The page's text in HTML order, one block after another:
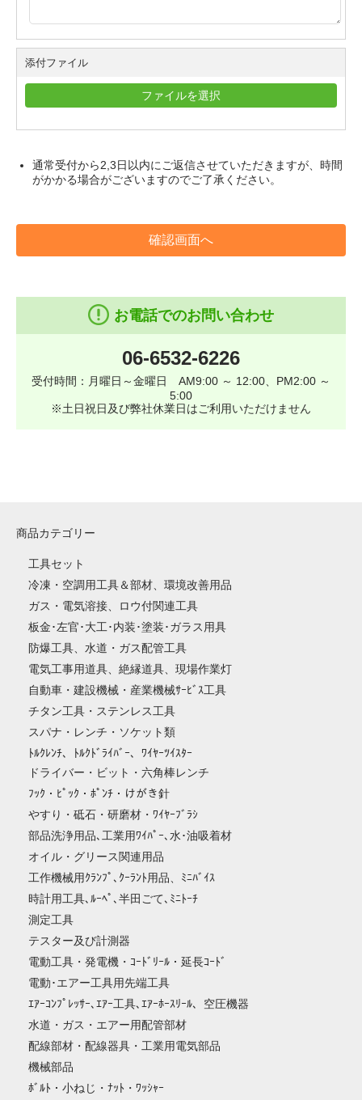
添付ファイル
ファイルを選択
通常受付から2,3日以内にご返信させていただきますが、時間
がかかる場合がございますのでご了承ください。
確認画面へ
お電話でのお問い合わせ
06-6532-6226
受付時間：月曜日～金曜日 AM9:00 ～ 12:00、PM2:00 ～
5:00
※土日祝日及び弊社休業日はご利用いただけません
商品カテゴリー
工具セット
冷凍・空調用工具＆部材、環境改善用品
ガス・電気溶接、ロウ付関連工具
板金･左官･大工･内装･塗装･ガラス用具
防爆工具、水道・ガス配管工具
電気工事用道具、絶縁道具、現場作業灯
自動車・建設機械・産業機械ｻｰﾋﾞｽ工具
チタン工具・ステンレス工具
スパナ・レンチ・ソケット類
ﾄﾙｸﾚﾝﾁ、ﾄﾙｸﾄﾞﾗｲﾊﾞｰ、ﾜｲﾔｰﾂｲｽﾀｰ
ドライバー・ビット・六角棒レンチ
ﾌｯｸ・ﾋﾟｯｸ・ﾎﾟﾝﾁ・けがき針
やすり・砥石・研磨材・ﾜｲﾔｰﾌﾞﾗｼ
部品洗浄用品､工業用ﾜｲﾊﾟｰ､水･油吸着材
オイル・グリース関連用品
工作機械用ｸﾗﾝﾌﾟ､ｸｰﾗﾝﾄ用品、ﾐﾆﾊﾞｲｽ
時計用工具､ﾙｰﾍﾟ､半田ごて､ﾐﾆﾄｰﾁ
測定工具
テスター及び計測器
電動工具・発電機・ｺｰﾄﾞﾘｰﾙ・延長ｺｰﾄﾞ
電動･エアー工具用先端工具
ｴｱｰｺﾝﾌﾟﾚｯｻｰ､ｴｱｰ工具､ｴｱｰﾎｰｽﾘｰﾙ、空圧機器
水道・ガス・エアー用配管部材
配線部材・配線器具・工業用電気部品
機械部品
ﾎﾞﾙﾄ・小ねじ・ﾅｯﾄ・ﾜｯｼｬｰ